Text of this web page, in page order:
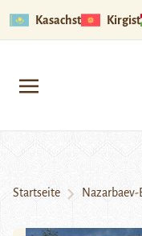
Kasachstan
Startseite